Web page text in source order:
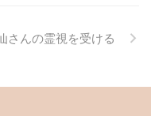
さんの霊視を受ける